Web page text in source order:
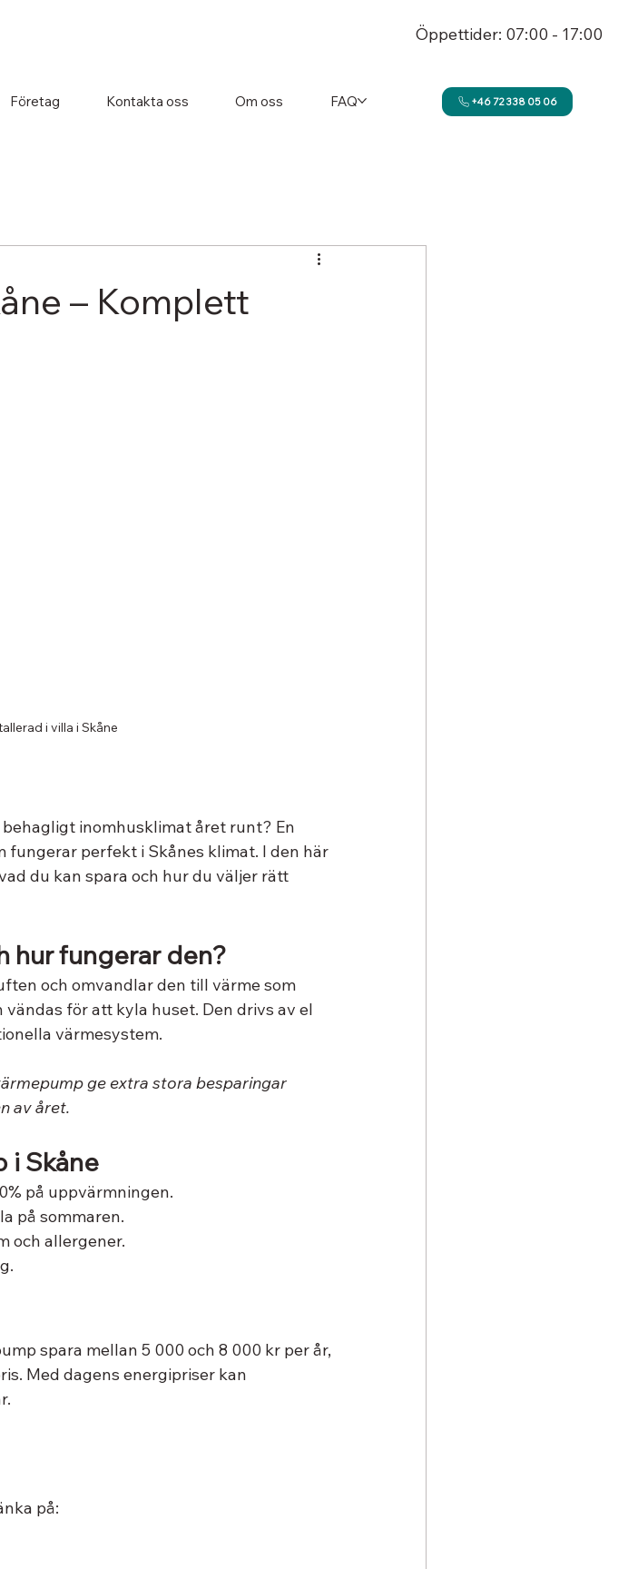
Öppettider: 07:00 - 17:00
Företag Kontakta oss Om oss FAQ +46 72 338 05 06
– Komplett
i villa i Skåne
inomhusklimat året runt? En
perfekt i Skånes klimat. I den här
du kan spara och hur du väljer rätt
hur fungerar den?
och omvandlar den till värme som
för att kyla huset. Den drivs av el
värmesystem.
ge extra stora besparingar
av året.
i Skåne
på uppvärmningen.
på sommaren.
och allergener.
spara mellan 5 000 och 8 000 kr per år,
Med dagens energipriser kan
på: